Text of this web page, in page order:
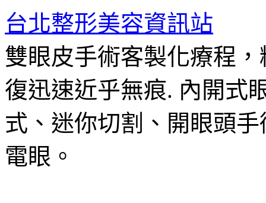
台北整形美容資訊站
雙眼皮手術客製化療程
復迅速近乎無痕. 內開式
式、迷你切割、開眼頭
電眼。